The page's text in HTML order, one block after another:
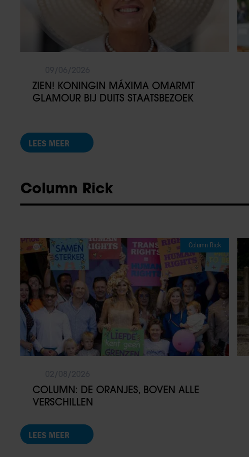
ZIEN! KONINGIN MÁXIMA OMARMT
GLAMOUR BIJ DUITS STAATSBEZOEK
LEES MEER
Column Rick
Column Rick
COLUMN: DE ORANJES, BOVEN ALLE
VERSCHILLEN
LEES MEER